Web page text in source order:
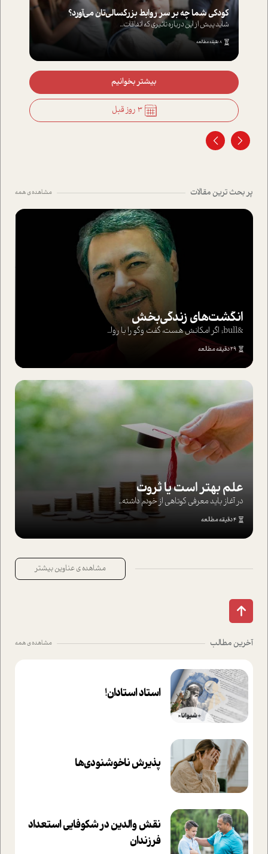
کودکی شما چه بر سر روابط بزرگسالی‌تان می‌آورد؟
شاید پیش از این درباره تاثیری که اتفاقات...
8 دقیقه مطالعه
بیشتر بخوانیم
3 روز قبل
پر بحث ترین مقالات مشاهده ی همه
انگشت‌های‌ زندگی‌بخش
&bull; اگر امکانش هست، گفت وگو را با روا...
29 دقیقه مطالعه
علم بهتر است یا ثروت
در آغاز باید معرفی کوتاهی از خودم داشته...
4 دقیقه مطالعه
مشاهده ی عناوین بیشتر
آخرین مطالب مشاهده ی همه
استاد استادان!
پذیرش ناخوشنودی‌ها
نقش والدین در شکوفا‌یی ا‌ستعداد
فرزندان‌